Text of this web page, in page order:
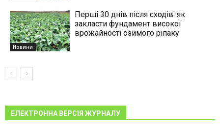
Новини
Перші 30 днів після сходів: як
закласти фундамент високої
врожайності озимого ріпаку
ЕЛЕКТРОННА ВЕРСІЯ ЖУРНАЛУ